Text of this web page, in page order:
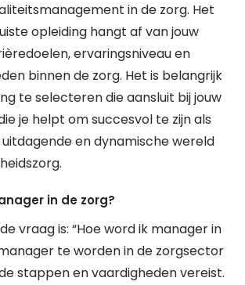
in de zorg. Het
opleiding hangt af van jouw
ervaringsniveau en
binnen de zorg. Het is belangrijk
te selecteren die aansluit bij jouw
je helpt om succesvol te zijn als
en dynamische wereld
in de zorg?
vraag is: “Hoe word ik manager in
te worden in de zorgsector
stappen en vaardigheden vereist.